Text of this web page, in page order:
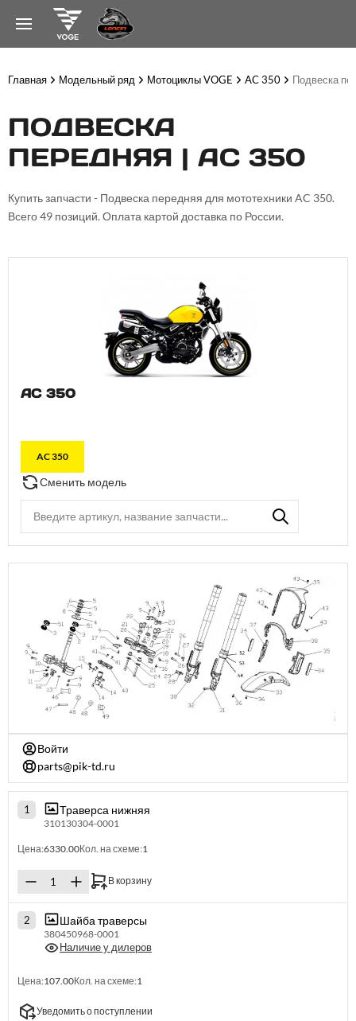
Главная Модельный ряд Мотоциклы VOGE AC 350 Подвеска
ПОДВЕСКА
ПЕРЕДНЯЯ | AC 350
Купить запчасти - Подвеска передняя для мототехники AC 350.
Всего 49 позиций. Оплата картой доставка по России.
AC 350
AC 350
Сменить модель
Войти
parts@pik-td.ru
1 Траверса нижняя
310130304-0001
Цена:6330.00Кол. на схеме:1
В корзину
2 Шайба траверсы
380450968-0001
Наличие у дилеров
Цена:107.00Кол. на схеме:1
Уведомить о поступлении